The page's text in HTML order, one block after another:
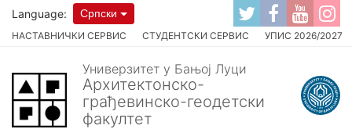
НАСТАВНИЧКИ СЕРВИС СТУДЕНТСКИ СЕРВИС УПИС 2026/2027
Language: Српски
Универзитет у Бањој Луци
Архитектонско-
грађевинско-геодетски
факултет